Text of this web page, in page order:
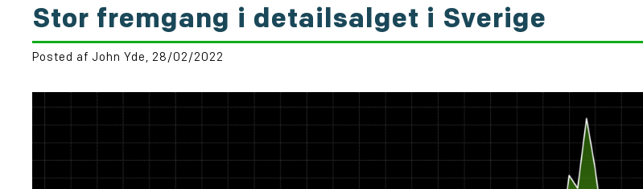
Stor fremgang i detailsalget i Sverige
Posted af John Yde, 28/02/2022